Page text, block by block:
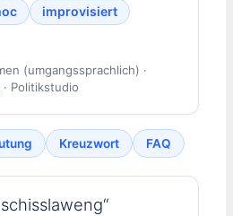
improvisiert
(umgangssprachlich) ·
Politikstudio
Kreuzwort FAQ